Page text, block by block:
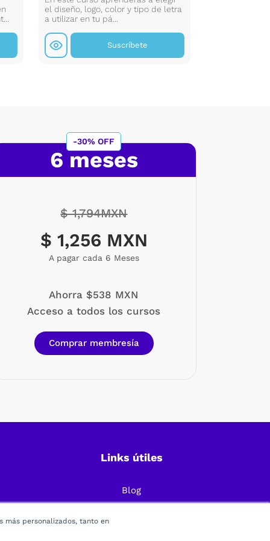
más personalizados, tanto en
el diseño, logo, color y tipo de letra
a utilizar en tu pá...
Suscríbete
-30% OFF
6 meses
$ 1,794MXN
$ 1,256 MXN
A pagar cada 6 Meses
Ahorra $538 MXN
Acceso a todos los cursos
Comprar membresía
Links útiles
Blog
Preguntas Frecuentes
Política de Privacidad